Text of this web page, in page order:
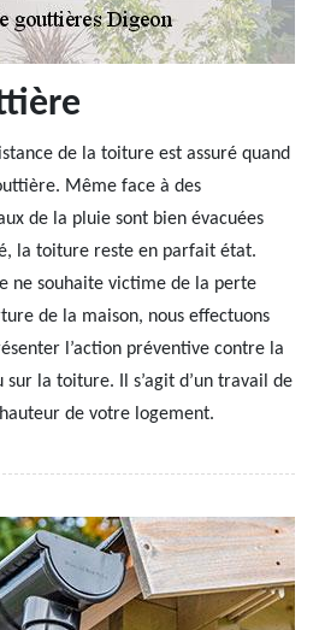
de la toiture est assuré quand
Même face à des
de la pluie sont bien évacuées
la toiture reste en parfait état.
ne souhaite victime de la perte
de la maison, nous effectuons
l’action préventive contre la
la toiture. Il s’agit d’un travail de
de votre logement.